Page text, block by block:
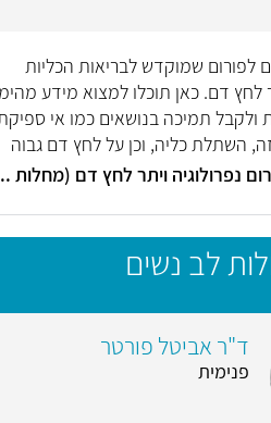
לפורום שמוקדש לבריאות הכליות
לחץ דם. כאן תוכלו למצוא מידע
ולקבל תמיכה בנושאים כמו אי ספיקת
השתלת כליה, וכן על לחץ דם גבוה
בו. היכנסו עכשיו והתייעצו עם המומחה
נפרולוגיה ויתר לחץ דם (מחלות
לב נשים
ד"ר אביטל פורטר
פנימית